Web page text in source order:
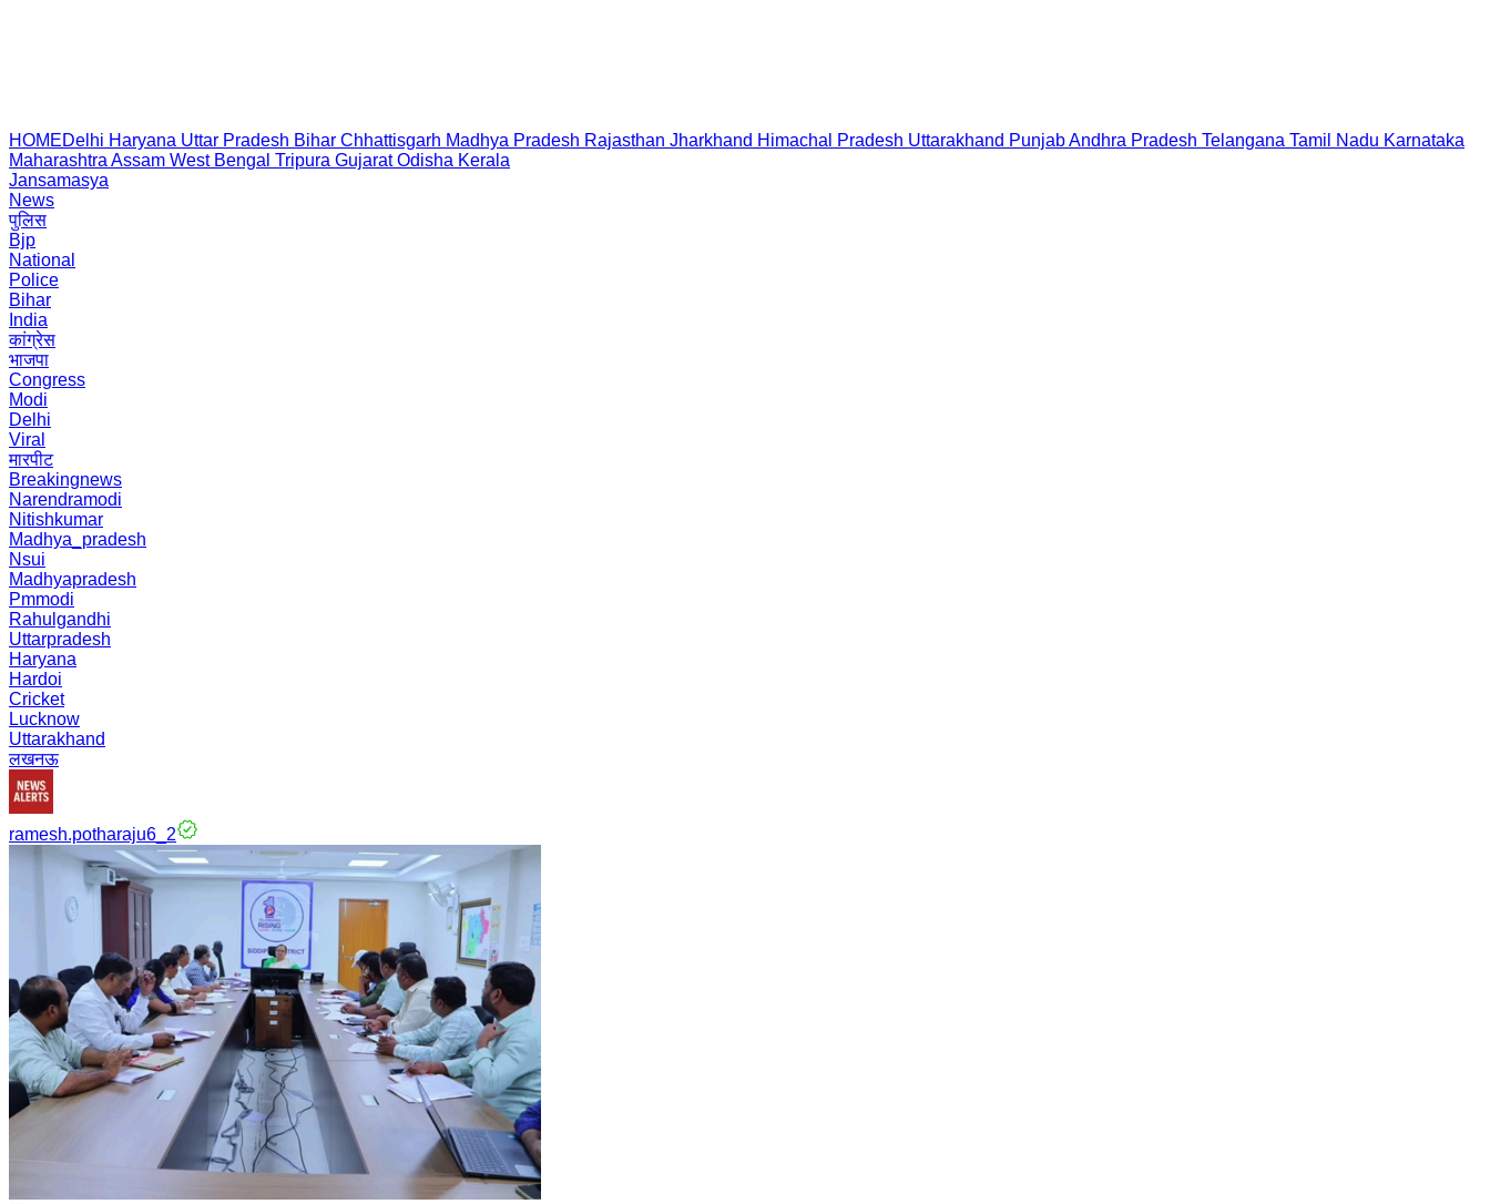
HOMEDelhi Haryana Uttar Pradesh Bihar Chhattisgarh Madhya Pradesh Rajasthan Jharkhand Himachal Pradesh Uttarakhand PunjabAndhra Pradesh Telangana Tamil Nadu Karnataka
Maharashtra Assam West Bengal Tripura Gujarat Odisha Kerala
Jansamasya
News
पुलिस
Bjp
National
Police
Bihar
India
कांग्रेस
भाजपा
Congress
Modi
Delhi
Viral
मारपीट
Breakingnews
Narendramodi
Nitishkumar
Madhya_pradesh
Nsui
Madhyapradesh
Pmmodi
Rahulgandhi
Uttarpradesh
Haryana
Hardoi
Cricket
Lucknow
Uttarakhand
लखनऊ
ramesh.potharaju6_2